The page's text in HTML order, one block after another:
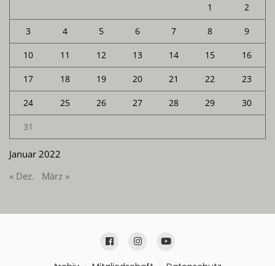
Januar 2022
1 2
3 4 5 6 7 8 9
10 11 12 13 14 15 16
17 18 19 20 21 22 23
24 25 26 27 28 29 30
31
« Dez. März »